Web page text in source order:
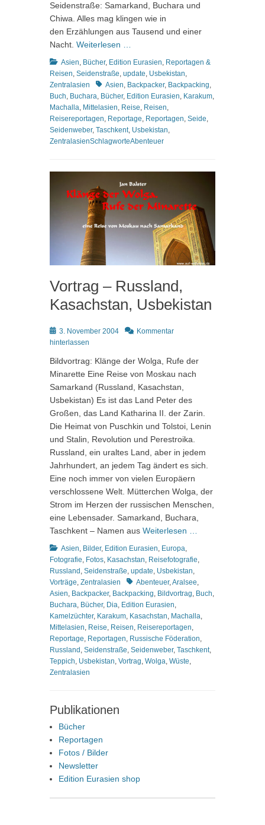
Seidenstraße: Samarkand, Buchara und
Chiwa. Alles mag klingen wie in
den Erzählungen aus Tausend und einer
Nacht. Weiterlesen …
Kategorien
Asien, Bücher, Edition Eurasien, Reportagen &
Reisen, Seidenstraße, update, Usbekistan,
Zentralasien
Schlagworte
Asien, Backpacker, Backpacking,
Buch, Buchara, Bücher, Edition Eurasien, Karakum,
Machalla, Mittelasien, Reise, Reisen,
Reisereportagen, Reportage, Reportagen, Seide,
Seidenweber, Taschkent, Usbekistan,
ZentralasienSchlagworteAbenteuer
Vortrag – Russland,
Kasachstan, Usbekistan
Posted
on
3. November 2004
Kommentar
hinterlassen
Bildvortrag: Klänge der Wolga, Rufe der
Minarette Eine Reise von Moskau nach
Samarkand (Russland, Kasachstan,
Usbekistan) Es ist das Land Peter des
Großen, das Land Katharina II. der Zarin.
Die Heimat von Puschkin und Tolstoi, Lenin
und Stalin, Revolution und Perestroika.
Russland, ein uraltes Land, aber in jedem
Jahrhundert, an jedem Tag ändert es sich.
Eine noch immer von vielen Europäern
verschlossene Welt. Mütterchen Wolga, der
Strom im Herzen der russischen Menschen,
eine Lebensader. Samarkand, Buchara,
Taschkent – Namen aus Weiterlesen …
Kategorien
Asien, Bilder, Edition Eurasien, Europa,
Fotografie, Fotos, Kasachstan, Reisefotografie,
Russland, Seidenstraße, update, Usbekistan,
Vorträge, Zentralasien Schlagworte
Abenteuer,Aralsee,
Asien, Backpacker, Backpacking, Bildvortrag, Buch,
Buchara, Bücher, Dia, Edition Eurasien,
Kamelzüchter, Karakum, Kasachstan, Machalla,
Mittelasien, Reise, Reisen, Reisereportagen,
Reportage, Reportagen, Russische Föderation,
Russland, Seidenstraße, Seidenweber, Taschkent,
Teppich, Usbekistan, Vortrag, Wolga, Wüste,
Zentralasien
Publikationen
Bücher
Reportagen
Fotos / Bilder
Newsletter
Edition Eurasien shop